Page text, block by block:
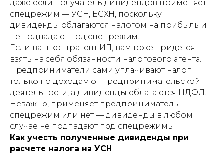
даже если получатель дивидендов применяет
спецрежим — УСН, ЕСХН, поскольку
дивиденды облагаются налогом на прибыль и
не подпадают под спецрежим.
Если ваш контрагент ИП, вам тоже придется
взять на себя обязанности налогового агента.
Предприниматели сами уплачивают налог
только по доходам от предпринимательской
деятельности, а дивиденды облагаются НДФЛ.
Неважно, применяет предприниматель
спецрежим или нет — дивиденды в любом
случае не подпадают под спецрежимы.
Как учесть полученные дивиденды при
расчете налога на УСН